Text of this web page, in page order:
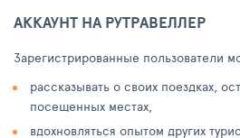
АККАУНТ НА РУТРАВЕЛЛЕР
Зарегистрированные пользователи
рассказывать о своих поездках,
посещенных местах,
вдохновляться опытом других